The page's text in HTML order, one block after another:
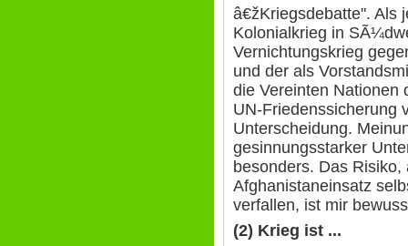
â€žKriegsdebatte". Als
Kolonialkrieg in
Vernichtungskrieg
und der als
die Vereinten Nationen
UN-Friedenssicherung
Unterscheidung.
gesinnungsstarker
besonders. Das
Afghanistaneinsatz
verfallen, ist mir
(2) Krieg ist ...